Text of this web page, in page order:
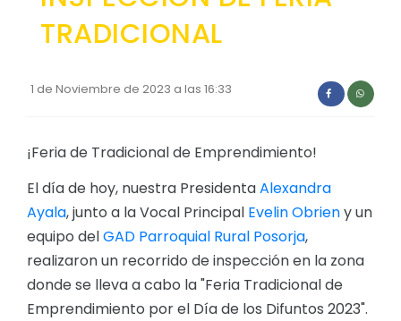
TRADICIONAL
1 de Noviembre de 2023 a las 16:33
¡Feria de Tradicional de Emprendimiento!
El día de hoy, nuestra PresidentaAlexandra
Ayala, junto a la Vocal Principal Evelin Obrieny un
equipo delGAD Parroquial Rural Posorja,
realizaron un recorrido de inspección en la zona
donde se lleva a cabo la "Feria Tradicional de
Emprendimiento por el Día de los Difuntos 2023".